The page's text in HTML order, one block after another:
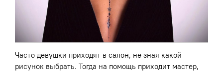
Часто девушки приходят в салон, не зная какой
рисунок выбрать. Тогда на помощь приходит мастер,